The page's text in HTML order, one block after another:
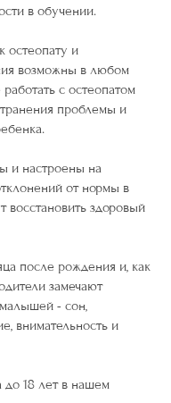
в обучении.
остеопату и
возможны в любом
с остеопатом
проблемы и
и настроены на
от нормы в
восстановить здоровый
после рождения и, как
замечают
- сон,
внимательность и
до 18 лет в нашем